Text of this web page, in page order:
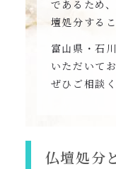
であるため
壇処分する
富山県・石
いただいて
ぜひご相談く
仏壇処分